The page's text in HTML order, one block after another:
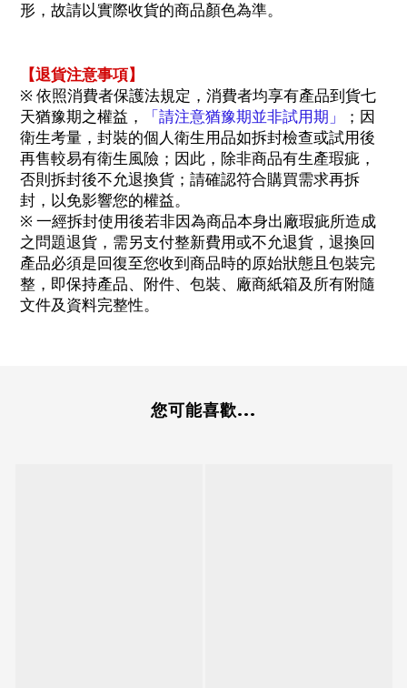
形，故請以實際收貨的商品顏色為準。
【退貨注意事項】
※ 依照消費者保護法規定，消費者均享有產品到貨七
天猶豫期之權益，
「請注意猶豫期並非試用期」
；因
衛生考量，封裝的個人衛生用品如拆封檢查或試用後
再售較易有衛生風險；因此，除非商品有生產瑕疵，
否則拆封後不允退換貨；請確認符合購買需求再拆
封，以免影響您的權益。
※ 一經拆封使用後若非因為商品本身出廠瑕疵所造成
之問題退貨，需另支付整新費用或不允退貨，退換回
產品必須是回復至您收到商品時的原始狀態且包裝完
整，即保持產品、附件、包裝、廠商紙箱及所有附隨
文件及資料完整性。
您可能喜歡...